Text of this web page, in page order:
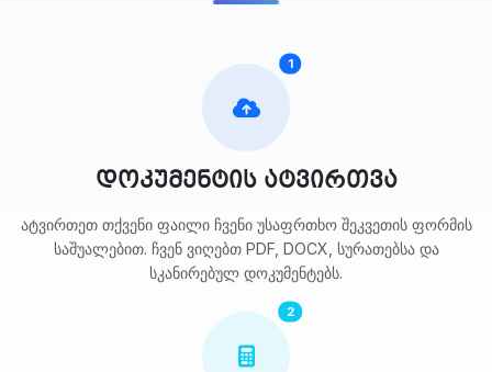
1
დოკუმენტის ატვირთვა
ატვირთეთ თქვენი ფაილი ჩვენი უსაფრთხო შეკვეთის ფორმის
საშუალებით. ჩვენ ვიღებთ PDF, DOCX, სურათებსა და
სკანირებულ დოკუმენტებს.
2